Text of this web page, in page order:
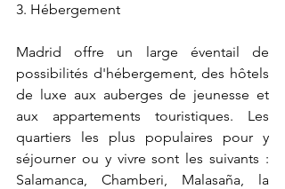
3. Hébergement
Madrid offre un large éventail de
possibilités d'hébergement, des hôtels
de luxe aux auberges de jeunesse et
aux appartements touristiques. Les
quartiers les plus populaires pour y
séjourner ou y vivre sont les suivants :
Salamanca, Chamberi, Malasaña, la